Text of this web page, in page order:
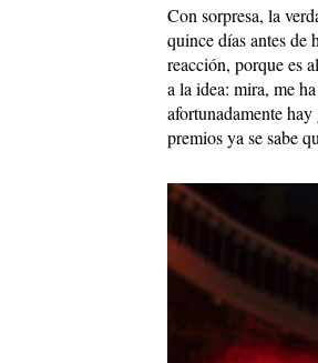
Con sorpresa, la
quince días antes de
reacción, porque es
a la idea: mira, me
afortunadamente
premios ya se sabe